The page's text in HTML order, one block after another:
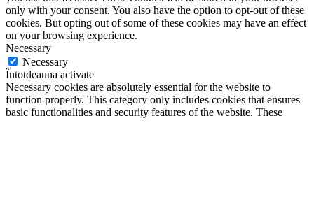
only with your consent. You also have the option to opt-out of these
cookies. But opting out of some of these cookies may have an effect
on your browsing experience.
Necessary
Necessary
Întotdeauna activate
Necessary cookies are absolutely essential for the website to
function properly. This category only includes cookies that ensures
basic functionalities and security features of the website. These